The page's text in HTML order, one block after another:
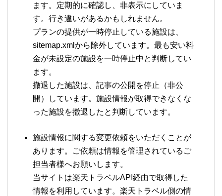
ます。定期的に確認し、非表示にしていま
す。行き違いがあるかもしれません。
プランの提供が一時停止している施設は、
sitemap.xmlから除外しています。最も安い料
金が未設定の施設を一時停止中と判断してい
ます。
撤退した施設は、記事の公開を停止（非公
開）しています。施設情報が取得できなくな
った施設を撤退したと判断しています。
施設情報に関する変更依頼をいただくことが
あります。ご依頼は情報を管理されているご
担当者様へお願いします。
当サイトは楽天トラベルAPI経由で取得した
情報を利用しています。楽天トラベル側の情